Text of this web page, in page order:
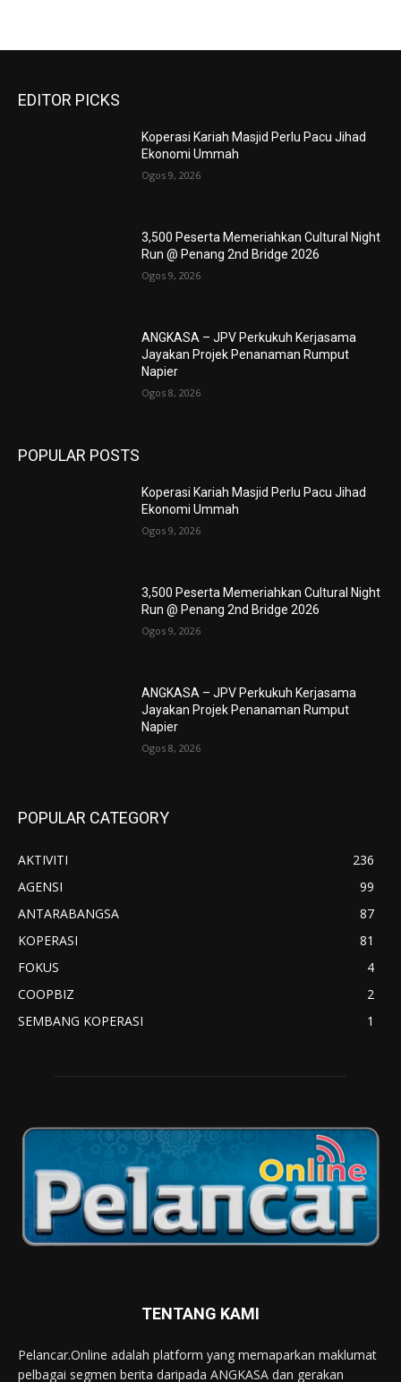
EDITOR PICKS
Koperasi Kariah Masjid Perlu Pacu Jihad
Ekonomi Ummah
Ogos 9, 2026
3,500 Peserta Memeriahkan Cultural Night
Run @ Penang 2nd Bridge 2026
Ogos 9, 2026
ANGKASA – JPV Perkukuh Kerjasama
Jayakan Projek Penanaman Rumput
Napier
Ogos 8, 2026
POPULAR POSTS
Koperasi Kariah Masjid Perlu Pacu Jihad
Ekonomi Ummah
Ogos 9, 2026
3,500 Peserta Memeriahkan Cultural Night
Run @ Penang 2nd Bridge 2026
Ogos 9, 2026
ANGKASA – JPV Perkukuh Kerjasama
Jayakan Projek Penanaman Rumput
Napier
Ogos 8, 2026
POPULAR CATEGORY
AKTIVITI
236
AGENSI
99
ANTARABANGSA
87
KOPERASI
81
FOKUS
4
COOPBIZ
2
SEMBANG KOPERASI
1
TENTANG KAMI
Pelancar.Online adalah platform yang memaparkan maklumat
pelbagai segmen berita daripada ANGKASA dan gerakan